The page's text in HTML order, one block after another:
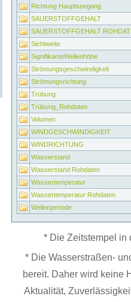
Richtung Hauptseegang
SAUERSTOFFGEHALT
SAUERSTOFFGEHALT
Sichtweite
SignifikanteWellenhöhe
Strömungsgeschwindigkeit
Strömungsrichtung
Trübung
Trübung_Rohdaten
Volumen
WINDGESCHWINDIGKEIT
WINDRICHTUNG
Wasserstand
Wasserstand Rohdaten
Wassertemperatur
Wassertemperatur Rohdaten
Wellenperiode
* Die Zeitstempel in
* Die Wasserstraßen-
bereit. Daher wird keine
Aktualität,